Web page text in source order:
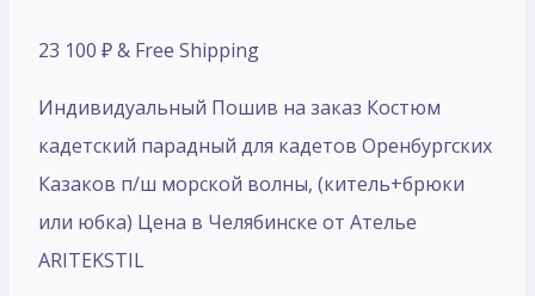
23 100 ₽& Free Shipping
Индивидуальный Пошив на заказ Костюм
кадетский парадный для кадетов Оренбургских
Казаков п/ш морской волны, (китель+брюки
или юбка) Цена в Челябинске от Ателье
ARITEKSTIL